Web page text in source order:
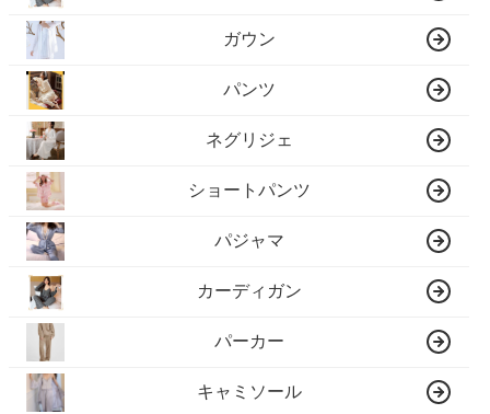
ガウン
パンツ
ネグリジェ
ショートパンツ
パジャマ
カーディガン
パーカー
キャミソール